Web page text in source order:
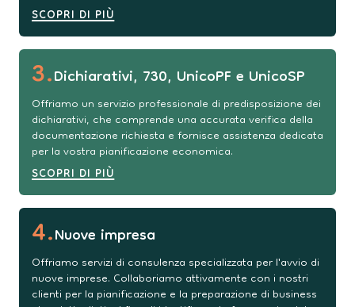
SCOPRI DI PIÙ
3.Dichiarativi, 730, UnicoPF e UnicoSP
Offriamo un servizio professionale di predisposizione dei
dichiarativi, che comprende una accurata verifica della
documentazione richiesta e fornisce assistenza dedicata
per la vostra pianificazione economica.
SCOPRI DI PIÙ
4.Nuove impresa
Offriamo servizi di consulenza specializzata per l'avvio di
nuove imprese. Collaboriamo attivamente con i nostri
clienti per la pianificazione e la preparazione di business